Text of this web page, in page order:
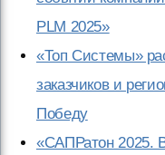
PLM 2025»
«Топ Системы»
заказчиков и
Победу
«САПРатон 2025.